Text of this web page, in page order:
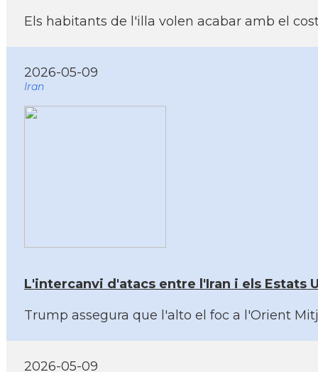
Els habitants de l'illa volen acabar amb el
2026-05-09
Iran
L'intercanvi d'atacs entre l'Iran i els
Trump assegura que l'alto el foc a l'Orient
2026-05-09